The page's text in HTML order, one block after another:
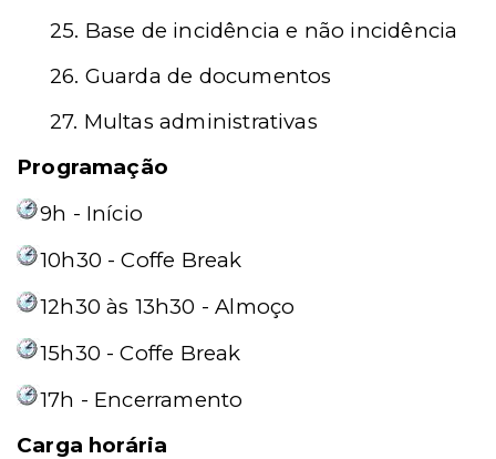
25. Base de incidência e não incidência
26. Guarda de documentos
27. Multas administrativas
Programação
9h - Início
10h30 - Coffe Break
12h30 às 13h30 - Almoço
15h30 - Coffe Break
17h - Encerramento
Carga horária